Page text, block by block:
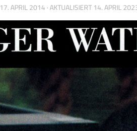
17. APRIL 2014 · AKTUALISIERT 14. APRIL